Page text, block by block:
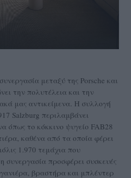
μεταξύ της Porsche και
την πολυτέλεια και την
μας αντικείμενα. Η συλλογή
Salzburg περιλαμβάνει
όπως το κόκκινο ψυγείο FAB28
καθένα από τα οποία φέρει
1.970 τεμάχια που
συνεργασία προσφέρει συσκευές
βραστήρα και μπλέντερ